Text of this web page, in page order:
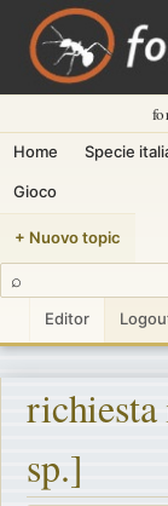
Home Specie
Gioco
+ Nuovo topic
⌕
Editor
sp.]